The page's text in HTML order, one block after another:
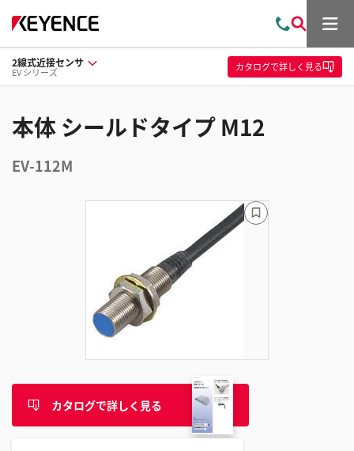
問
い
合
わ
索
メ
ュ
ー
2線式近接センサ
EV シリーズ カタログで詳しく見る
本体 シールドタイプ M12
EV-112M
カタログで詳しく見る
ブ
ッ